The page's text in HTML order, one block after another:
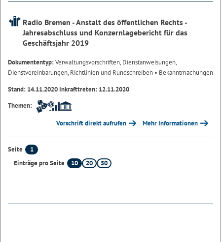
Radio Bremen - Anstalt des öffentlichen Rechts -
Jahresabschluss und Konzernlagebericht für das
Geschäftsjahr 2019
Dokumententyp:Verwaltungsvorschriften, Dienstanweisungen,
Dienstvereinbarungen, Richtlinien und Rundschreiben • Bekanntmachungen
Stand: 14.11.2020 Inkrafttreten: 12.11.2020
Themen:
Vorschrift direkt aufrufen Mehr Informationen
Seite
1
Einträge pro Seite
10 20 50